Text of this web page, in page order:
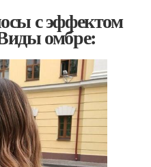
с эффектом
омбре: